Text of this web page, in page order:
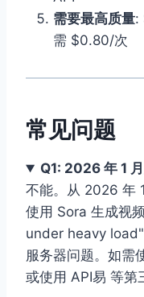
需要最高质量:
需 $0.80/次
常见问题
Q1: 2026 年 1
不能。从 2026 年
使用 Sora 生成视
under heavy
服务器问题。如需
或使用 API易 等第